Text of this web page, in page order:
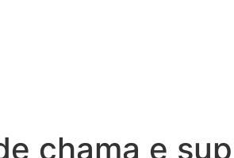
chama e